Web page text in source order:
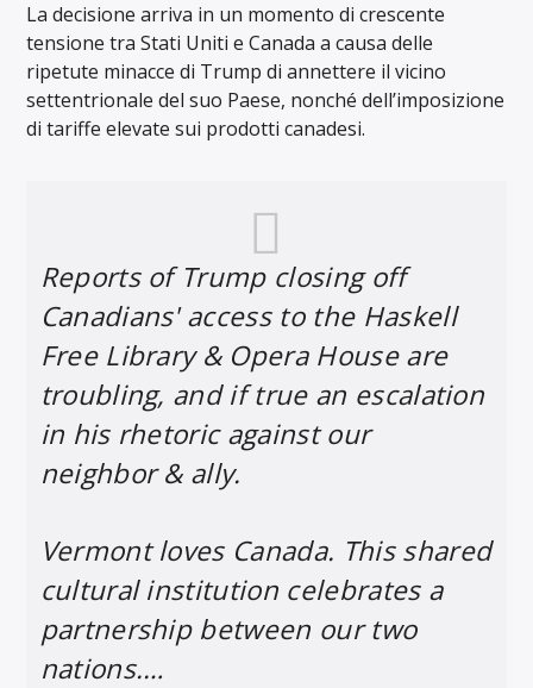
La decisione arriva in un momento di crescente
tensione tra Stati Uniti e Canada a causa delle
ripetute minacce di Trump di annettere il vicino
settentrionale del suo Paese, nonché dell’imposizione
di tariffe elevate sui prodotti canadesi.
Reports of Trump closing off
Canadians' access to the Haskell
Free Library & Opera House are
troubling, and if true an escalation
in his rhetoric against our
neighbor & ally.
Vermont loves Canada. This shared
cultural institution celebrates a
partnership between our two
nations.…